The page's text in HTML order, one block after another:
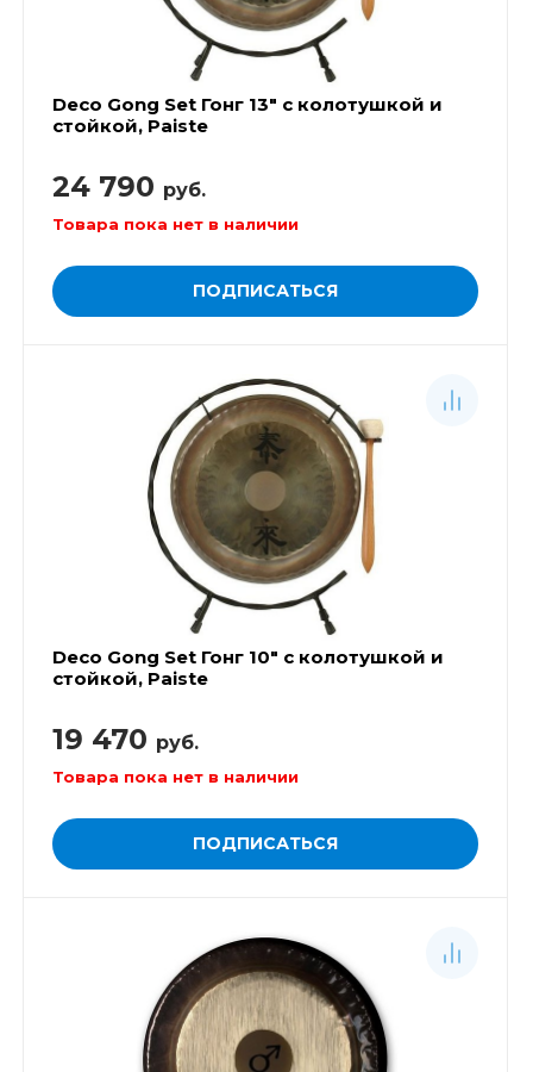
Deco Gong Set Гонг 13" с колотушкой и
стойкой, Paiste
24 790 руб.
Товара пока нет в наличии
ПОДПИСАТЬСЯ
Deco Gong Set Гонг 10" с колотушкой и
стойкой, Paiste
19 470 руб.
Товара пока нет в наличии
ПОДПИСАТЬСЯ